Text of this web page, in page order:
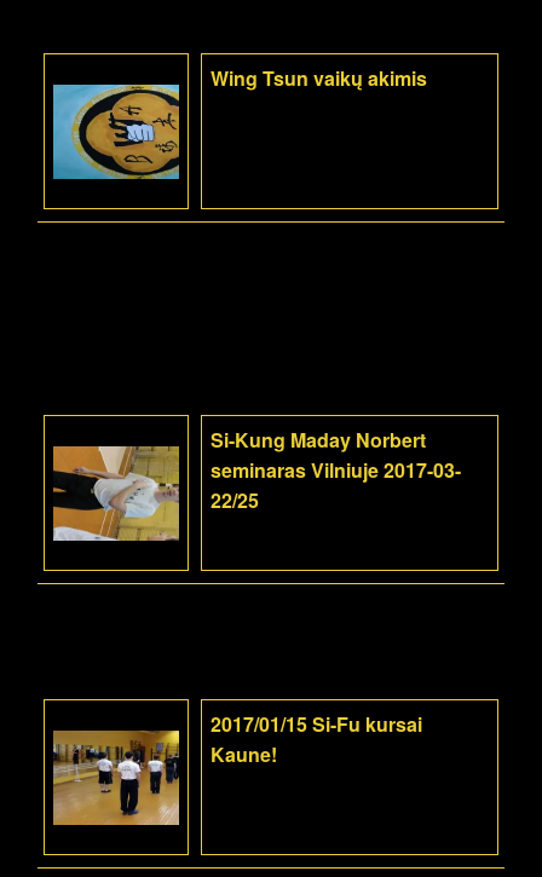
Wing Tsun vaikų akimis
Si-Kung Maday Norbert
seminaras Vilniuje 2017-03-
22/25
2017/01/15 Si-Fu kursai
Kaune!